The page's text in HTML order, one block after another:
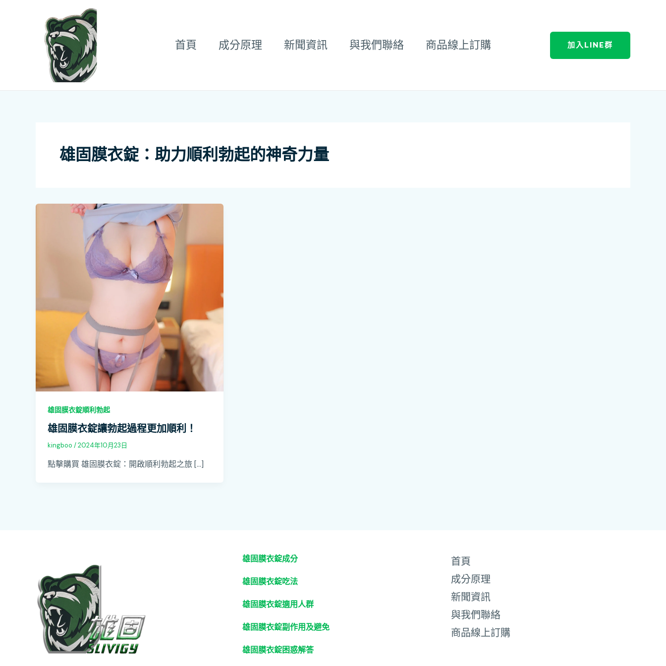
首頁 成分原理 新聞資訊 與我們聯絡 商品線上訂購 加入LINE群
雄固膜衣錠：助力順利勃起的神奇力量
雄固膜衣錠順利勃起
雄固膜衣錠讓勃起過程更加順利！
kingboo /2024年10月23日
點擊購買 雄固膜衣錠：開啟順利勃起之旅 […]
雄固膜衣錠成分
雄固膜衣錠吃法
雄固膜衣錠適用人群
雄固膜衣錠副作用及避免
雄固膜衣錠困惑解答
首頁
成分原理
新聞資訊
與我們聯絡
商品線上訂購